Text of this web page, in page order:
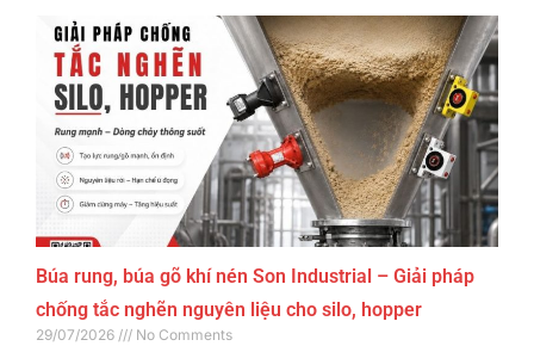
Búa rung, búa gõ khí nén Son Industrial – Giải pháp
chống tắc nghẽn nguyên liệu cho silo, hopper
29/07/2026 No Comments